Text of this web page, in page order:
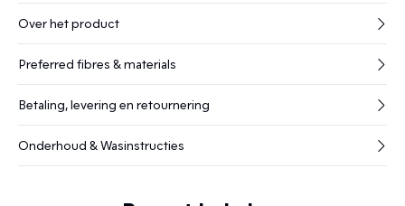
Over het product
Preferred fibres & materials
Betaling, levering en retournering
Onderhoud & Wasinstructies